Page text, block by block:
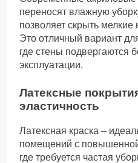
переносят влажную
позволяет скрыть мелкие
Это отличный вариант
где стены подвергаются
эксплуатации.
Латексные
эластичность
Латексная краска –
помещений с
где требуется частая